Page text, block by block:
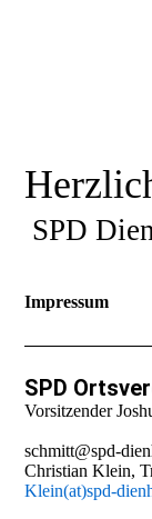
SPD
Impressum
SPD
Vorsitzender
schmitt@spd-
Christian Klein,
Klein(at)spd-